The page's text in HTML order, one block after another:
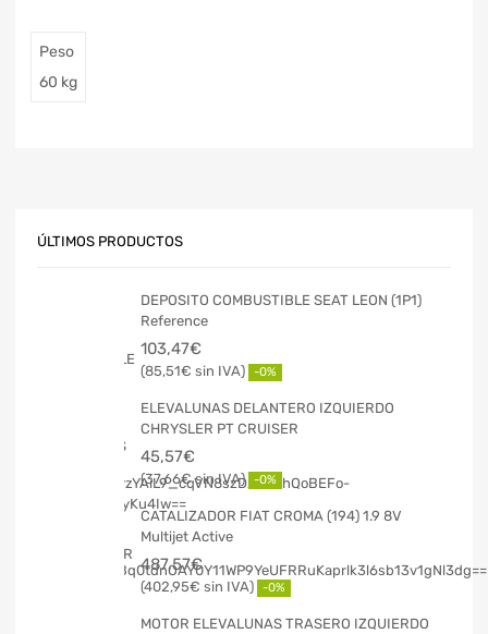
Peso
60 kg
ÚLTIMOS PRODUCTOS
DEPOSITO COMBUSTIBLE SEAT LEON (1P1)
Reference
103,47€
85,51€ -0%
ELEVALUNAS DELANTERO IZQUIERDO
CHRYSLER PT CRUISER
45,57€
37,66€ -0%
CATALIZADOR FIAT CROMA (194) 1.9 8V
Multijet Active
487,57€
402,95€ -0%
MOTOR ELEVALUNAS TRASERO IZQUIERDO